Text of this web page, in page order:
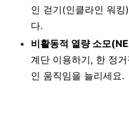
인 걷기(인클라인 워
다.
비활동적 열량 소모
계단 이용하기, 한 정
인 움직임을 늘리세요.